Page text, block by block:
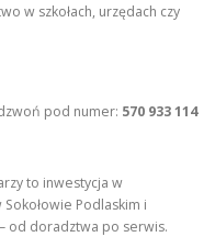
w szkołach, urzędach czy
pod numer: 570 933 114
to inwestycja w
Podlaskim i
od doradztwa po serwis.